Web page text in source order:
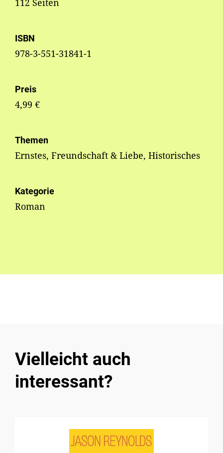
112 Seiten
ISBN
978-3-551-31841-1
Preis
4,99 €
Themen
Ernstes, Freundschaft & Liebe, Historisches
Kategorie
Roman
Vielleicht auch
interessant?